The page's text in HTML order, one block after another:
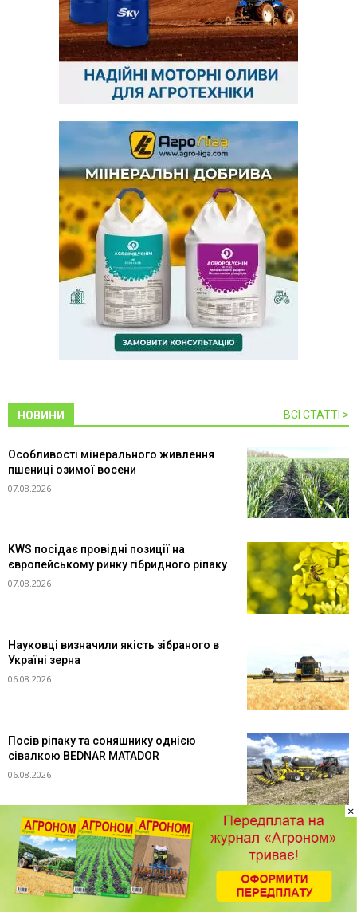
НОВИНИ ВСІ СТАТТІ >
Особливості мінерального живлення
пшениці озимої восени
07.08.2026
KWS посідає провідні позиції на
європейському ринку гібридного ріпаку
07.08.2026
Науковці визначили якість зібраного в
Україні зерна
06.08.2026
Посів ріпаку та соняшнику однією
сівалкою BEDNAR MATADOR
06.08.2026
Перші 30 днів після сходів: як закласти
фундамент високої врожайності
озимого ріпаку
06.08.2026
×